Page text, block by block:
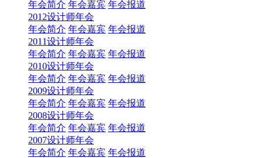
年会简介 年会嘉宾 年会报道
2012设计师年会
年会简介 年会嘉宾 年会报道
2011设计师年会
年会简介 年会嘉宾 年会报道
2010设计师年会
年会简介 年会嘉宾 年会报道
2009设计师年会
年会简介 年会嘉宾 年会报道
2008设计师年会
年会简介 年会嘉宾 年会报道
2007设计师年会
年会简介 年会嘉宾 年会报道